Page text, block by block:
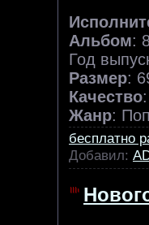
Альбом:
Год
Размер:
Качество
Жанр: Поп
бесплатно
Добавил: